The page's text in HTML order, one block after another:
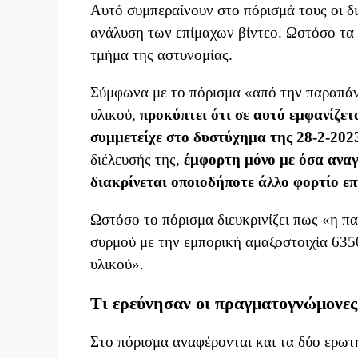
Αυτό συμπεραίνουν στο πόρισμά τους οι
ανάλυση των επίμαχων βίντεο. Ωστόσο
τμήμα της αστυνομίας.
Σύμφωνα με το πόρισμα «από την
υλικού, προκύπτει ότι σε αυτό
συμμετείχε στο δυστύχημα της 28-2-
διέλευσής της, έμφορτη μόνο με όσα
διακρίνεται οποιοδήποτε άλλο φορτίο
Ωστόσο το πόρισμα διευκρινίζει πως «η
συρμού με την εμπορική αμαξοστοιχία
υλικού».
Τι ερεύνησαν οι πραγματογνώμονες
Στο πόρισμα αναφέρονται και τα δύο